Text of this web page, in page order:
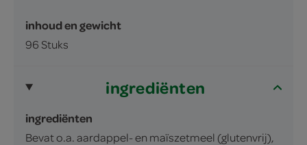
inhoud en gewicht
96 Stuks
ingrediënten
ingrediënten
Bevat o.a. aardappel- en maïszetmeel (glutenvrij),